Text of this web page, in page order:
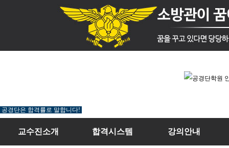
공경단은 합격률로 말합니다!
교수진소개 합격시스템 강의안내